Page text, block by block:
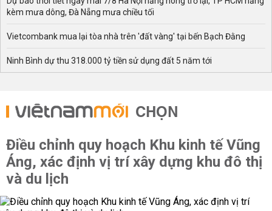
kèm mưa dông, Đà Nẵng mưa chiều tối
Vietcombank mua lại tòa nhà trên 'đất vàng' tại bến Bạch Đằng
Ninh Bình dự thu 318.000 tỷ tiền sử dụng đất 5 năm tới
CHỌN
Điều chỉnh quy hoạch Khu kinh tế Vũng
Áng, xác định vị trí xây dựng khu đô thị
và du lịch